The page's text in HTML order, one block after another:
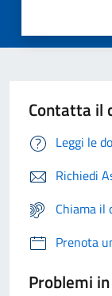
Contatta il
Leggi le
Richiedi
Chiama il
Prenota
Problemi